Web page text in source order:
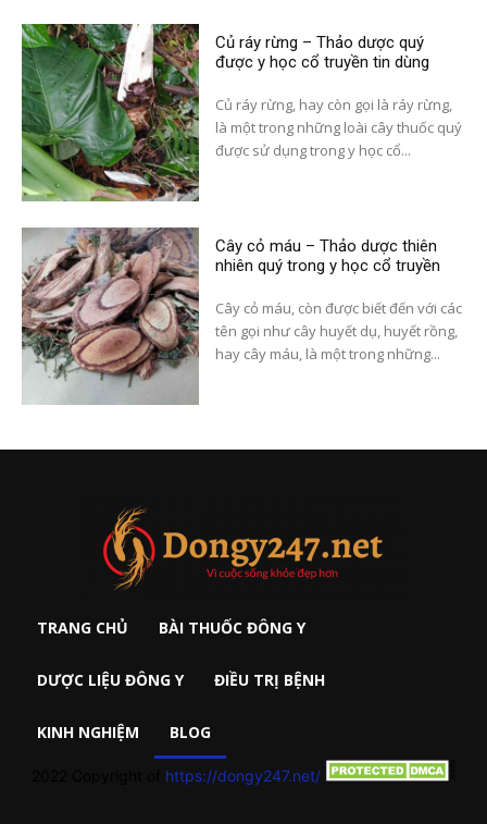
Củ ráy rừng – Thảo dược quý
được y học cổ truyền tin dùng
Củ ráy rừng, hay còn gọi là ráy rừng,
là một trong những loài cây thuốc quý
được sử dụng trong y học cổ...
Cây cỏ máu – Thảo dược thiên
nhiên quý trong y học cổ truyền
Cây cỏ máu, còn được biết đến với các
tên gọi như cây huyết dụ, huyết rồng,
hay cây máu, là một trong những...
TRANG CHỦ BÀI THUỐC ĐÔNG Y
DƯỢC LIỆU ĐÔNG Y ĐIỀU TRỊ BỆNH
KINH NGHIỆM BLOG
https://dongy247.net/